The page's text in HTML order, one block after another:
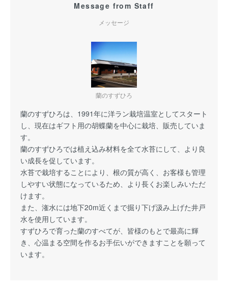
Message from Staff
メッセージ
蘭のすずひろ
蘭のすずひろは、1991年に洋ラン栽培温室としてスタート
し、現在はギフト用の胡蝶蘭を中心に栽培、販売していま
す。
蘭のすずひろでは植え込み材料を全て水苔にして、より良
い成長を促しています。
水苔で栽培することにより、根の質が高く、お客様も管理
しやすい状態になっているため、より長くお楽しみいただ
けます。
また、潅水には地下20m近くまで掘り下げ汲み上げた井戸
水を使用しています。
すずひろで育った蘭のすべてが、皆様のもとで最高に輝
き、心温まる空間を作るお手伝いができますことを願って
います。